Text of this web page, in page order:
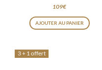
109€
AJOUTER AU PANIER
3 + 1 offert